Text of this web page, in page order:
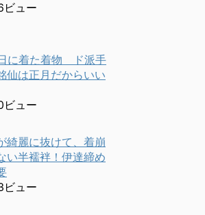
ュー
に着た着物 ド派手
仙は正月だからいい
ュー
綺麗に抜けて、着崩
い半襦袢！伊達締め
ュー